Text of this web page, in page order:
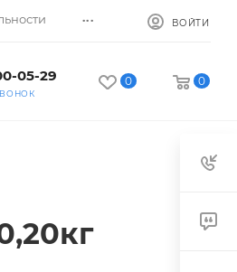
... ВОЙТИ
05-29 0 0